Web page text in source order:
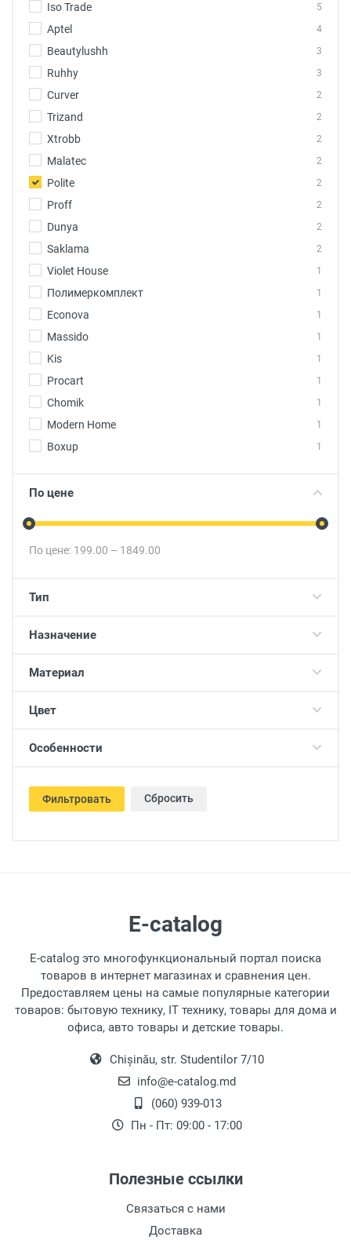
Iso Trade 5
Aptel 4
Beautylushh 3
Ruhhy 3
Curver 2
Trizand 2
Xtrobb 2
Malatec 2
Polite 2
Proff 2
Dunya 2
Saklama 2
Violet House 1
Полимеркомплект 1
Econova 1
Massido 1
Kis 1
Procart 1
Chomik 1
Modern Home 1
Boxup 1
По цене
По цене: 199.00 – 1849.00
Тип
Назначение
Материал
Цвет
Особенности
Фильтровать Сбросить
E-catalog
E-catalog это многофункциональный портал поиска
товаров в интернет магазинах и сравнения цен.
Предоставляем цены на самые популярные категории
товаров: бытовую технику, IT технику, товары для дома и
офиса, авто товары и детские товары.
Chișinău, str. Studentilor 7/10
info@e-catalog.md
(060) 939-013
Пн - Пт: 09:00 - 17:00
Полезные ссылки
Связаться с нами
Доставка